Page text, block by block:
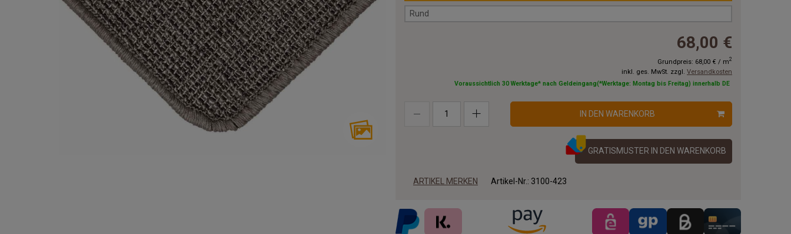
Rund
68,00 €
Grundpreis: 68,00 € / m2
inkl. ges. MwSt. zzgl. Versandkosten
Voraussichtlich 30 Werktage* nach Geldeingang(*Werktage: Montag bis Freitag) innerhalb DE
IN DEN WARENKORB
GRATISMUSTER IN DEN WARENKORB
ARTIKEL MERKEN Artikel-Nr.: 3100-423